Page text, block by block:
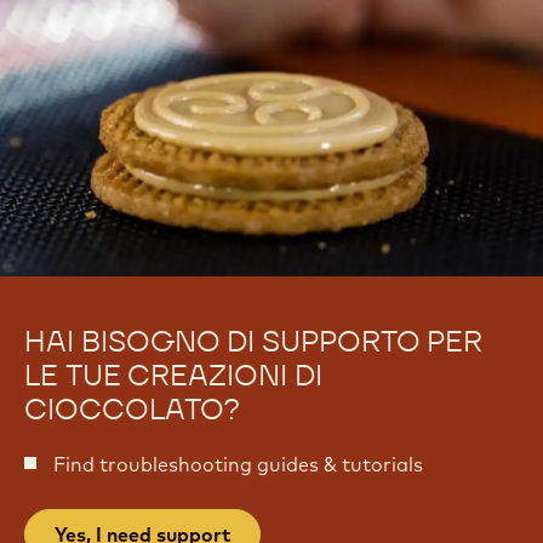
t
a
t
e
o
s
t
a
t
e
HAI BISOGNO DI SUPPORTO PER
LE TUE CREAZIONI DI
CIOCCOLATO?
Find troubleshooting guides & tutorials
Yes, I need support